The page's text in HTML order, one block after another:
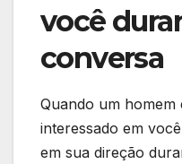
você
conversa
Quando um homem
interessado em
em sua direção